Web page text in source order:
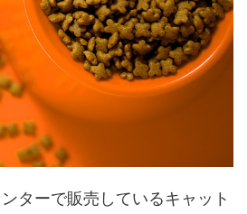
ターで販売しているキャット